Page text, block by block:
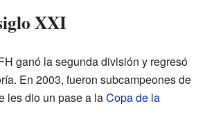
XXI
ganó la segunda división y regresó
En 2003, fueron subcampeones de
les dio un pase a laCopa de la